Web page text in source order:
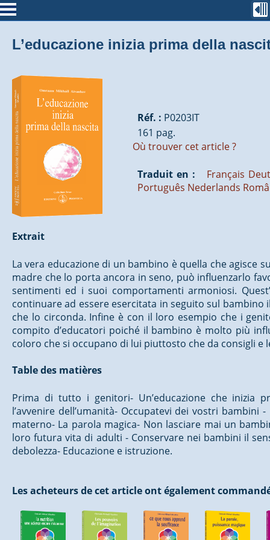
L’educazione inizia prima della
Réf. : P0203IT
161 pag.
Où trouver cet article ?
Traduit en : Français
Português Nederlands
Extrait
La vera educazione di un bambino è quella che agisce
madre che lo porta ancora in seno, può influenzarlo
sentimenti ed i suoi comportamenti armoniosi.
continuare ad essere esercitata in seguito sul bambino
che lo circonda. Infine è con il loro esempio che i
compito d’educatori poiché il bambino è molto più
coloro che si occupano di lui piuttosto che da consigli
Table des matières
Prima di tutto i genitori- Un’educazione che inizia
l’avvenire dell’umanità- Occupatevi dei vostri bambini
materno- La parola magica- Non lasciare mai un
loro futura vita di adulti - Conservare nei bambini il
debolezza- Educazione e istruzione.
Les acheteurs de cet article ont également